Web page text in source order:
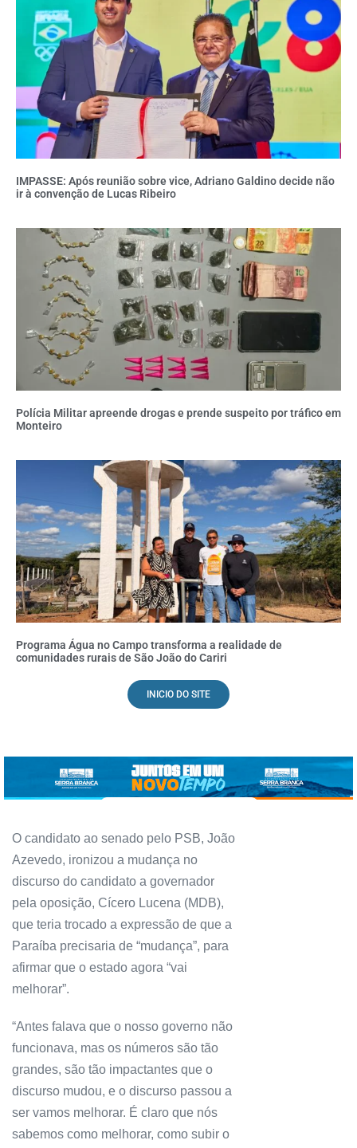
IMPASSE: Após reunião sobre vice, Adriano Galdino decide não
ir à convenção de Lucas Ribeiro
Polícia Militar apreende drogas e prende suspeito por tráfico em
Monteiro
Programa Água no Campo transforma a realidade de
comunidades rurais de São João do Cariri
INICIO DO SITE
O candidato ao senado pelo PSB, João
Azevedo, ironizou a mudança no
discurso do candidato a governador
pela oposição, Cícero Lucena (MDB),
que teria trocado a expressão de que a
Paraíba precisaria de “mudança”, para
afirmar que o estado agora “vai
melhorar”.
“Antes falava que o nosso governo não
funcionava, mas os números são tão
grandes, são tão impactantes que o
discurso mudou, e o discurso passou a
ser vamos melhorar. É claro que nós
sabemos como melhorar, como subir o